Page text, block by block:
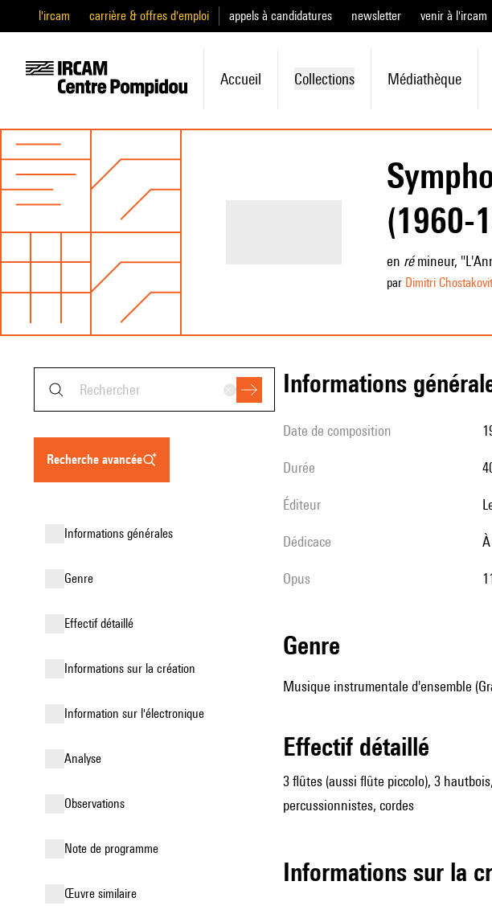
l'ircam carrière & offres d'emploi appels à candidatures newsletter venir à l'ircam
Accueil Collections Médiathèque
(1960-
en rémineur,
par Dimitri
recherche avancée
informations générales
genre
effectif détaillé
informations sur la création
Information sur l'électronique
analyse
observations
Note de programme
œuvre similaire
informations
date de composition
durée
éditeur
Dédicace
Opus
genre
Musique instrumentale d'ensemble
effectif détaillé
3 flûtes (aussi flûte piccolo), 3
percussionnistes, cordes
informations sur la